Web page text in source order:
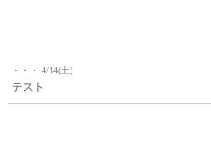
・・・ 4/14(土)
テスト